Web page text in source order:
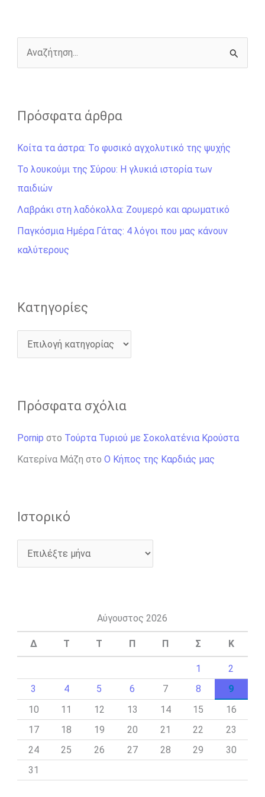
k
e
r
k
ζ
τ
η
σ
η
γ
ι
Πρόσφατα άρθρα
Κοίτα τα άστρα: Το φυσικό αγχολυτικό της ψυχής
Το λουκούμι της Σύρου: Η γλυκιά ιστορία των
παιδιών
Λαβράκι στη λαδόκολλα: Ζουμερό και αρωματικό
Παγκόσμια Ημέρα Γάτας: 4 λόγοι που μας κάνουν
καλύτερους
Kατηγορίες
Πρόσφατα σχόλια
Pornip στο Τούρτα Τυριού με Σοκολατένια Κρούστα
Κατερίνα Μάζη στο Ο Κήπος της Καρδιάς μας
Ιστορικό
Αύγουστος 2026
Δ Τ Τ Π Π Σ Κ
1
2
3
4 5 6 7 8
9
10
11 12 13 14 15
16
17
18 19 20 21 22
23
24
25 26 27 28 29
30
31